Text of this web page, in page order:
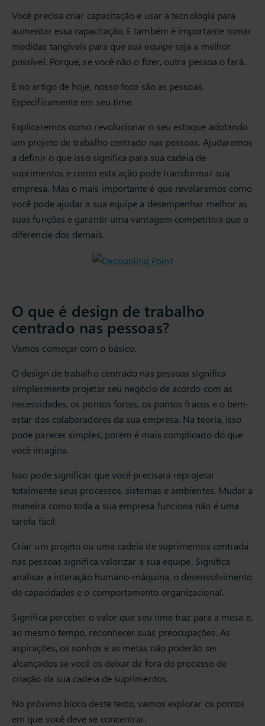
Você precisa criar capacitação e usar a tecnologia para
aumentar essa capacitação. E também é importante tomar
medidas tangíveis para que sua equipe seja a melhor
possível. Porque, se você não o fizer, outra pessoa o fará.
E no artigo de hoje, nosso foco são as pessoas.
Especificamente em seu time.
Explicaremos como revolucionar o seu estoque adotando
um projeto de trabalho centrado nas pessoas. Ajudaremos
a definir o que isso significa para sua cadeia de
suprimentos e como esta ação pode transformar sua
empresa. Mas o mais importante é que revelaremos como
você pode ajudar a sua equipe a desempenhar melhor as
suas funções e garantir uma vantagem competitiva que o
diferencie dos demais.
O que é design de trabalho
centrado nas pessoas?
Vamos começar com o básico.
O design de trabalho centrado nas pessoas significa
simplesmente projetar seu negócio de acordo com as
necessidades, os pontos fortes, os pontos fracos e o bem-
estar dos colaboradores da sua empresa. Na teoria, isso
pode parecer simples, porém é mais complicado do que
você imagina.
Isso pode significar que você precisará reprojetar
totalmente seus processos, sistemas e ambientes. Mudar a
maneira como toda a sua empresa funciona não é uma
tarefa fácil.
Criar um projeto ou uma cadeia de suprimentos centrada
nas pessoas significa valorizar a sua equipe. Significa
analisar a interação humano-máquina, o desenvolvimento
de capacidades e o comportamento organizacional.
Significa perceber o valor que seu time traz para a mesa e,
ao mesmo tempo, reconhecer suas preocupações. As
aspirações, os sonhos e as metas não poderão ser
alcançados se você os deixar de fora do processo de
criação da sua cadeia de suprimentos.
No próximo bloco deste texto, vamos explorar os pontos
em que você deve se concentrar.